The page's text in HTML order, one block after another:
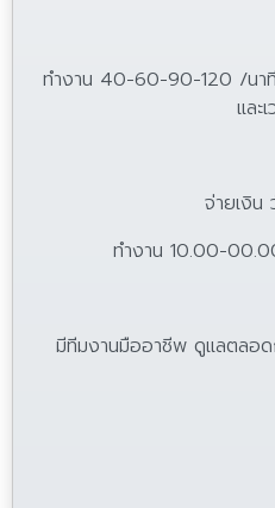
ทำงาน 40-60-90-120 /นาที
และ
จ่ายเงิน
ทำงาน 10.00-
มีทีมงานมืออาชีพ ดูแลตลอ